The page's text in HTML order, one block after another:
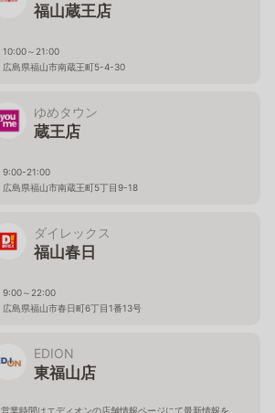
福山蔵王店
10:00～21:00
広島県福山市南蔵王町5-4-30
ゆめタウン
蔵王店
9:00-21:00
広島県福山市南蔵王町5丁目9-18
ダイレックス
福山春日
9:00～22:00
広島県福山市春日町6丁目1番13号
EDION
東福山店
営業時間はエディオンの店舗情報ページにて最新情報を